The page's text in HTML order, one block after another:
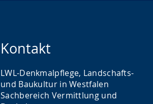
Kontakt
LWL-Denkmalpflege, Landschafts-
und Baukultur in Westfalen
Sachbereich Vermittlung und